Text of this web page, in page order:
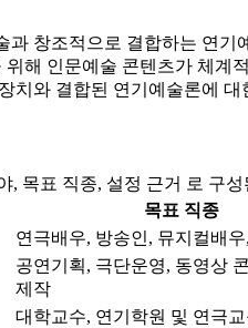
창조적으로 결합하는 연기
해 인문예술 콘텐츠가 체계
와 결합된 연기예술론에
, 목표 직종, 설정 근거 로 구
목표 직종
연극배우, 방송인, 뮤지컬배
공연기획, 극단운영, 동영상
제작
대학교수, 연기학원 및 연극